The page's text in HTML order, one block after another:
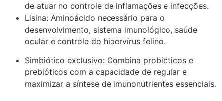
de atuar no controle de inflamações e infecções.
Lisina: Aminoácido necessário para o
desenvolvimento, sistema imunológico, saúde
ocular e controle do hipervírus felino.
Simbiótico exclusivo: Combina probióticos e
prebióticos com a capacidade de regular e
maximizar a síntese de imunonutrientes essenciais.